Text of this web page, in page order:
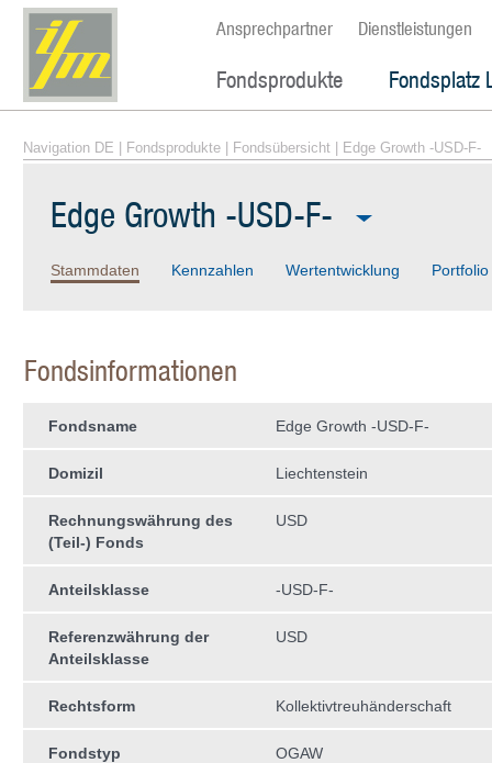
Ansprechpartner Dienstleistungen
Fondsprodukte Fondsplatz
Navigation DE Fondsprodukte Fondsübersicht | Edge Growth -USD-F-
Edge Growth -USD-F-
Stammdaten Kennzahlen Wertentwicklung Portfolio
Fondsinformationen
Fondsname Edge Growth -USD-F-
Domizil Liechtenstein
Rechnungswährung des
(Teil-) Fonds
USD
Anteilsklasse -USD-F-
Referenzwährung der
Anteilsklasse
USD
Rechtsform Kollektivtreuhän­derschaft
Fondstyp OGAW